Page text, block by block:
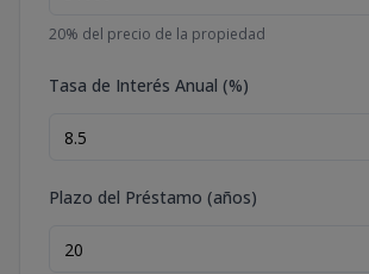
20% del precio de la propiedad
Tasa de Interés Anual (%)
Plazo del Préstamo (años)